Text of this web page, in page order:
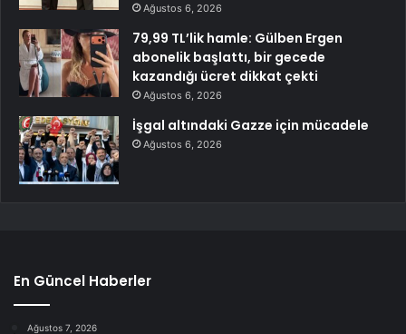
Ağustos 6, 2026
79,99 TL’lik hamle: Gülben Ergen
abonelik başlattı, bir gecede
kazandığı ücret dikkat çekti
Ağustos 6, 2026
İşgal altındaki Gazze için mücadele
Ağustos 6, 2026
En Güncel Haberler
Ağustos 7, 2026